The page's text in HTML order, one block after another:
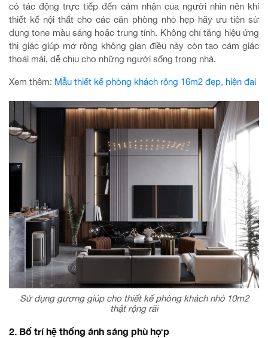
có tác động trực tiếp đến cảm nhận của người nhìn nên khi
thiết kế nội thất cho các căn phòng nhỏ hẹp hãy ưu tiên sử
dụng tone màu sáng hoặc trung tính. Không chỉ tăng hiệu ứng
thị giác giúp mở rộng không gian điều này còn tạo cảm giác
thoải mái, dễ chịu cho những người sống trong nhà.
Xem thêm: Mẫu thiết kế phòng khách rộng 16m2 đẹp, hiện đại
Sử dụng gương giúp cho thiết kế phòng khách nhỏ 10m2
thật rộng rãi
2. Bố trí hệ thống ánh sáng phù hợp